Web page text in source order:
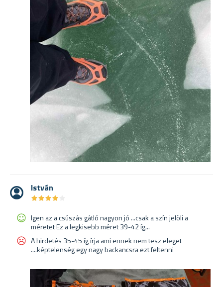
István
★★★★
★★★★
Igen az a csúszás gátló nagyon jó ...csak a szín jelöli a
méretet Ez a legkisebb méret 39-42 íg...
A hirdetés 35-45 íg írja ami ennek nem tesz eleget
....képtelenség egy nagy backancsra ezt feltenni